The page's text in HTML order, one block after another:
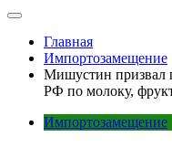
Главная
Импортозамещение
Мишустин призвал
РФ по молоку,
Импортозамещение